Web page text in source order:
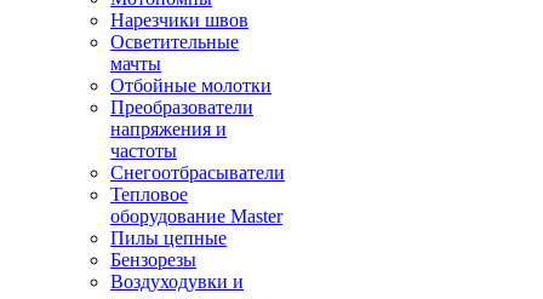
Нарезчики швов
Осветительные
мачты
Отбойные молотки
Преобразователи
напряжения и
частоты
Снегоотбрасыватели
Тепловое
оборудование Master
Пилы цепные
Бензорезы
Воздуходувки и